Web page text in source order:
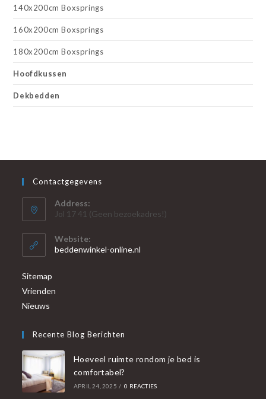
140x200cm Boxsprings
160x200cm Boxsprings
180x200cm Boxsprings
Hoofdkussen
Dekbedden
Contactgegevens
Address:
Jol 17 41 (Geen bezoekadres!)
Website:
beddenwinkel-online.nl
Sitemap
Vrienden
Nieuws
Recente Blog Berichten
Hoeveel ruimte rondom je bed is
comfortabel?
APRIL 24, 2025 / 0 REACTIES